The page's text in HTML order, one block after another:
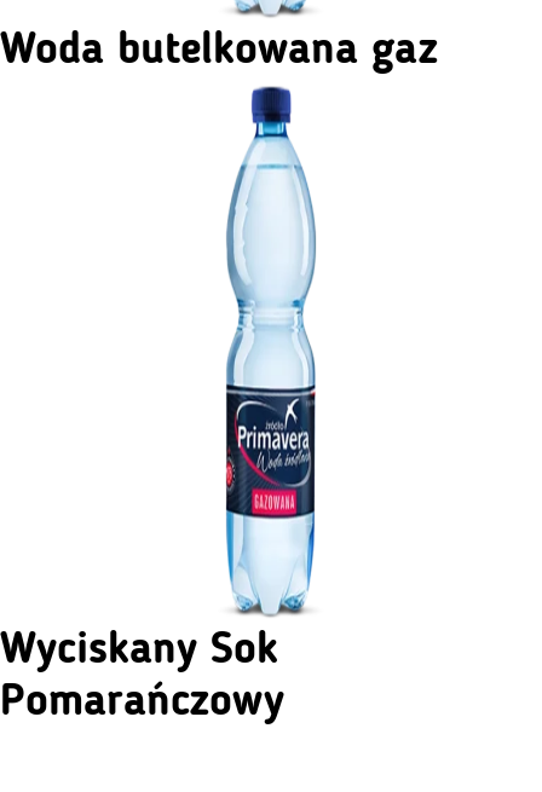
Woda butelkowana gaz
Wyciskany Sok
Pomarańczowy